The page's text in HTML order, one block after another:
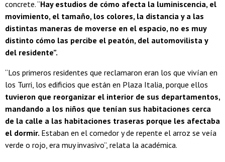
concrete. “Hay estudios de cómo afecta la luminiscencia, el
movimiento, el tamaño, los colores, la distancia y a las
distintas maneras de moverse en el espacio, no es muy
distinto cómo las percibe el peatón, del automovilista y
del residente”.
“Los primeros residentes que reclamaron eran los que vivían en
los Turri, los edificios que están en Plaza Italia, porque ellos
tuvieron que reorganizar el interior de sus departamentos,
mandando a los niños que tenían sus habitaciones cerca
de la calle a las habitaciones traseras porque les afectaba
el dormir. Estaban en el comedor y de repente el arroz se veía
verde o rojo, era muy invasivo”, relata la académica.